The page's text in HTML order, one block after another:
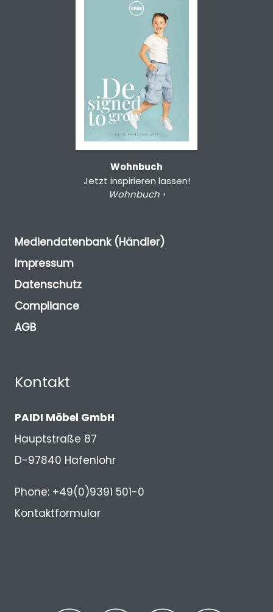
Wohnbuch
Jetzt inspirieren lassen!
Wohnbuch ›
Mediendatenbank (Händler)
Impressum
Datenschutz
Compliance
AGB
Kontakt
PAIDI Möbel GmbH
Hauptstraße 87
D-97840 Hafenlohr
Phone: +49(0)9391 501-0
Kontaktformular